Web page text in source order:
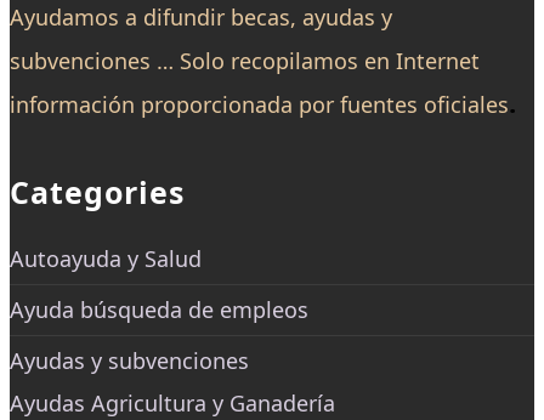
Ayudamos a difundir becas, ayudas y
subvenciones … Solo recopilamos en Internet
información proporcionada por fuentes oficiales.
Categories
Autoayuda y Salud
Ayuda búsqueda de empleos
Ayudas y subvenciones
Ayudas Agricultura y Ganadería